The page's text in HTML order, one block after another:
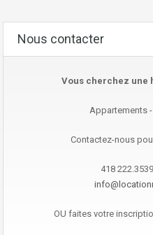
Nous contacter
Vous cherchez une
Appartements
Contactez-nous
418
OU faites votre